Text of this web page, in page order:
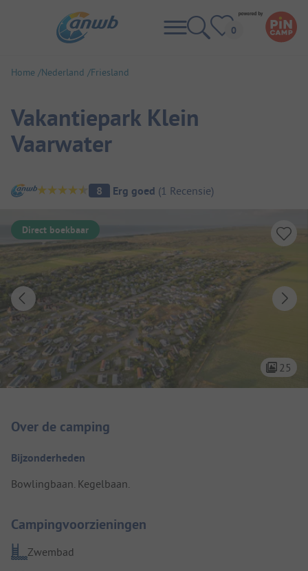
Home Nederland Friesland
Vakantiepark Klein
Vaarwater
Camping overzicht
8 Erg goed (1 Recensie)
Direct boekbaar
25
Over de camping
Bijzonderheden
Bowlingbaan. Kegelbaan.
Campingvoorzieningen
Zwembad